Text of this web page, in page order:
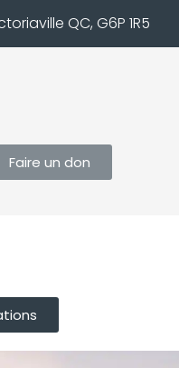
QC, G6P 1R5
Faire un don